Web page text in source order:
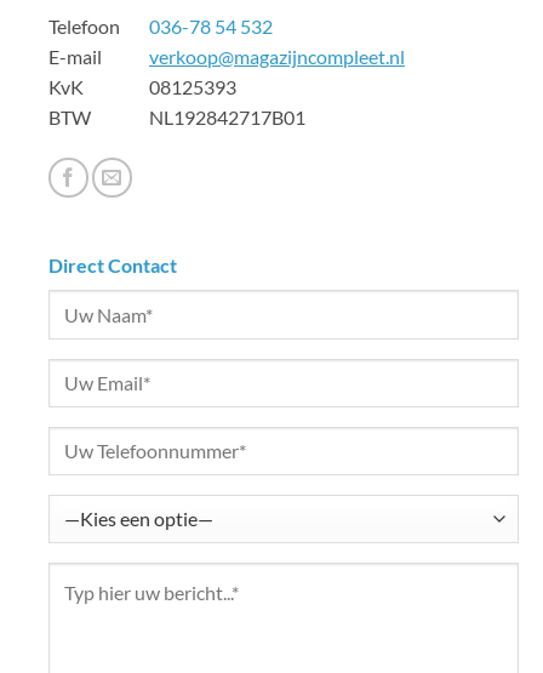
Telefoon 036-78 54 532
E-mail verkoop@magazijncompleet.nl
KvK 08125393
BTW NL192842717B01
Direct Contact